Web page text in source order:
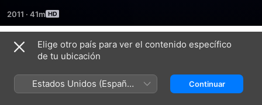
Pero el chef Robert Irvine está dispuesto a aceptar el
desafío.
2011 · 41m
Temporada 7
Elige otro país para ver el contenido específico
de tu ubicación
Estados Unidos (Español
México)
Continuar